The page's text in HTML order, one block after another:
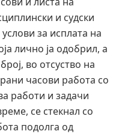
и судски
за исплата на
лично ја одобрил, а
во отсуство на
часови работа со
работи и задачи
се стекнал со
подолга од